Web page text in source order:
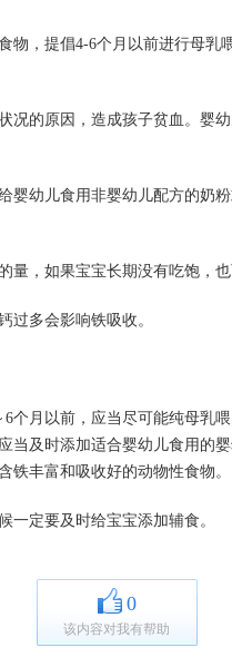
物，提倡4-6个月以前进行母乳
况的原因，造成孩子贫血。婴
婴幼儿食用非婴幼儿配方的奶
量，如果宝宝长期没有吃饱，也
过多会影响铁吸收。
个月以前，应当尽可能纯母乳
当及时添加适合婴幼儿食用的
铁丰富和吸收好的动物性食物。
一定要及时给宝宝添加辅食。
0
该内容对我有帮助